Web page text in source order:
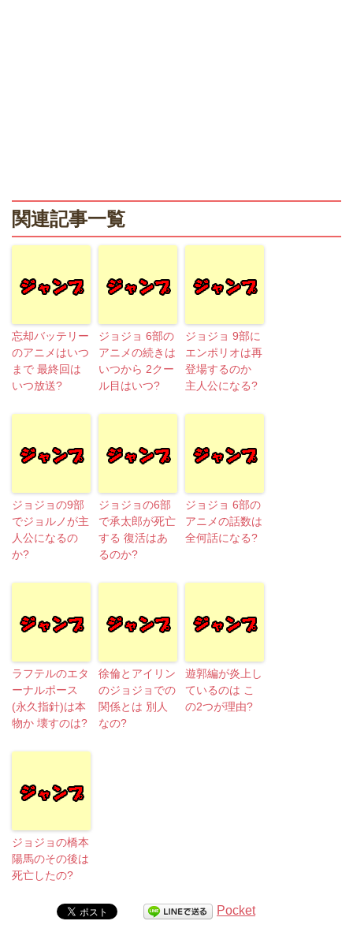
関連記事一覧
忘却バッテリー
のアニメはいつ
まで 最終回は
いつ放送?
ジョジョ 6部の
アニメの続きは
いつから 2クー
ル目はいつ?
ジョジョ 9部に
エンポリオは再
登場するのか
主人公になる?
ジョジョの9部
でジョルノが主
人公になるの
か?
ジョジョの6部
で承太郎が死亡
する 復活はあ
るのか?
ジョジョ 6部の
アニメの話数は
全何話になる?
ラフテルのエタ
ーナルポース
(永久指針)は本
物か 壊すのは?
徐倫とアイリン
のジョジョでの
関係とは 別人
なの?
遊郭編が炎上し
ているのは こ
の2つが理由?
ジョジョの橋本
陽馬のその後は
死亡したの?
Pocket